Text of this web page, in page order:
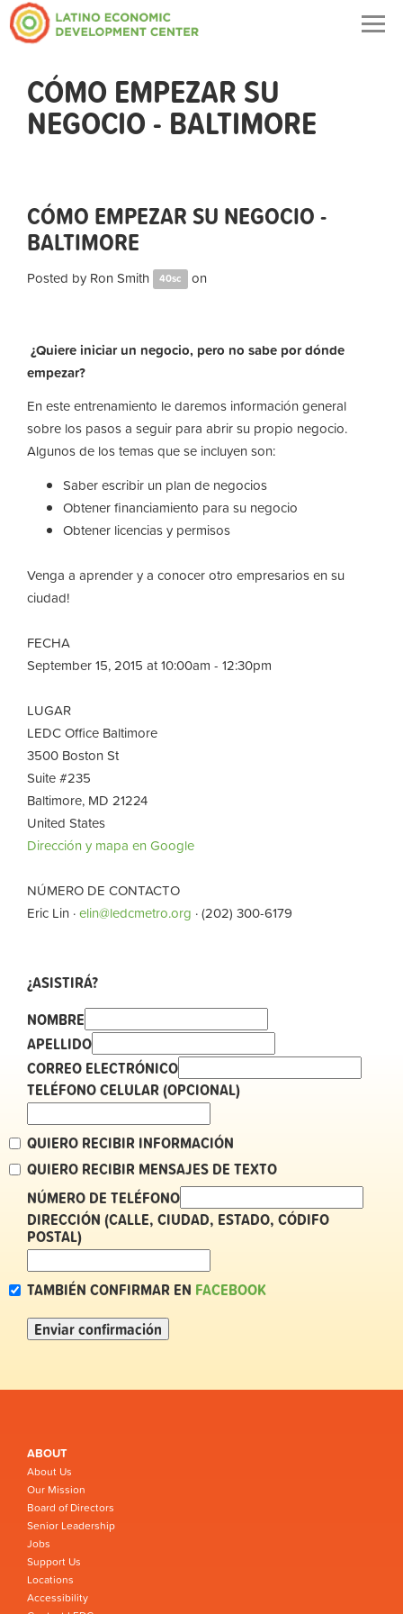
CÓMO EMPEZAR SU
NEGOCIO - BALTIMORE
CÓMO EMPEZAR SU NEGOCIO -
BALTIMORE
Posted by Ron Smith 40sc on
¿Quiere iniciar un negocio, pero no sabe por dónde
empezar?
En este entrenamiento le daremos información general
sobre los pasos a seguir para abrir su propio negocio.
Algunos de los temas que se incluyen son:
Saber escribir un plan de negocios
Obtener financiamiento para su negocio
Obtener licencias y permisos
Venga a aprender y a conocer otro empresarios en su
ciudad!
FECHA
September 15, 2015 at 10:00am - 12:30pm
LUGAR
LEDC Office Baltimore
3500 Boston St
Suite #235
Baltimore, MD 21224
United States
Dirección y mapa en Google
NÚMERO DE CONTACTO
Eric Lin ·elin@ledcmetro.org · (202) 300-6179
¿ASISTIRÁ?
NOMBRE
APELLIDO
CORREO ELECTRÓNICO
TELÉFONO CELULAR (OPCIONAL)
QUIERO RECIBIR INFORMACIÓN
QUIERO RECIBIR MENSAJES DE TEXTO
NÚMERO DE TELÉFONO
DIRECCIÓN (CALLE, CIUDAD, ESTADO, CÓDIFO
POSTAL)
TAMBIÉN CONFIRMAR EN FACEBOOK
ABOUT
About Us
Our Mission
Board of Directors
Senior Leadership
Jobs
Support Us
Locations
Accessibility